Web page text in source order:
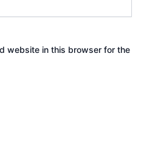
website in this browser for the